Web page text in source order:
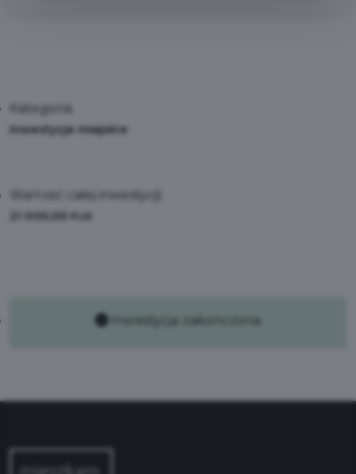
Kategoria:
Inwestycje miejskie
Wartość całej inwestycji:
21 000,00
Inwestycja zakończona